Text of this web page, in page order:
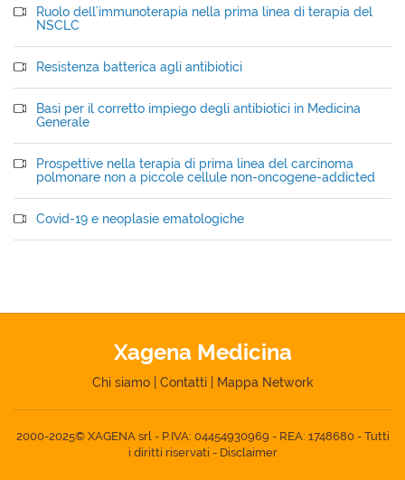
Ruolo dell'immunoterapia nella prima linea di terapia del
NSCLC
Resistenza batterica agli antibiotici
Basi per il corretto impiego degli antibiotici in Medicina
Generale
Prospettive nella terapia di prima linea del carcinoma
polmonare non a piccole cellule non-oncogene-addicted
Covid-19 e neoplasie ematologiche
Xagena Medicina
Chi siamo Contatti Mappa Network
2000-2025© XAGENA srl - P.IVA: 04454930969 - REA: 1748680 - Tutti
i diritti riservati - Disclaimer